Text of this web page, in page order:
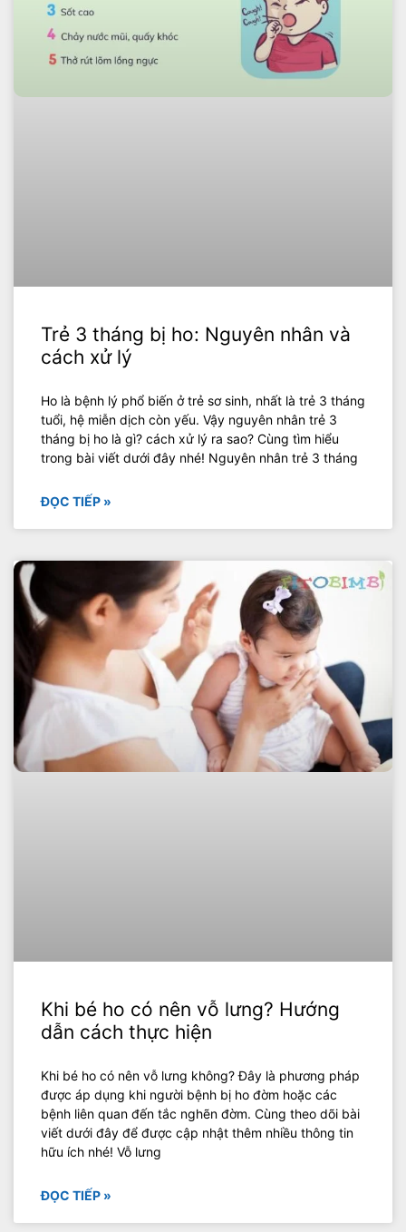
Trẻ 3 tháng bị ho: Nguyên nhân và
cách xử lý
Ho là bệnh lý phổ biến ở trẻ sơ sinh, nhất là trẻ 3 tháng
tuổi, hệ miễn dịch còn yếu. Vậy nguyên nhân trẻ 3
tháng bị ho là gì? cách xử lý ra sao? Cùng tìm hiểu
trong bài viết dưới đây nhé! Nguyên nhân trẻ 3 tháng
ĐỌC TIẾP »
Khi bé ho có nên vỗ lưng? Hướng
dẫn cách thực hiện
Khi bé ho có nên vỗ lưng không? Đây là phương pháp
được áp dụng khi người bệnh bị ho đờm hoặc các
bệnh liên quan đến tắc nghẽn đờm. Cùng theo dõi bài
viết dưới đây để được cập nhật thêm nhiều thông tin
hữu ích nhé! Vỗ lưng
ĐỌC TIẾP »